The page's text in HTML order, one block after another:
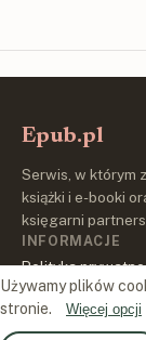
Epub.pl
Serwis, w którym
książki i e-booki
księgarni
INFORMACJE
Polityka
Regulamin
Używamy plików
stronie.
Więcej opcji